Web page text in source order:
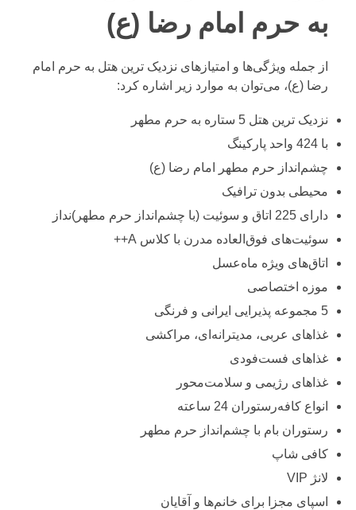
به حرم امام رضا (ع)
از جمله ویژگی‌ها و امتیازهای نزدیک ترین هتل به حرم امام
رضا (ع)، می‌توان به موارد زیر اشاره کرد:
نزدیک ترین هتل 5 ستاره به حرم مطهر
با 424 واحد پارکینگ
چشم‌انداز حرم مطهر امام رضا (ع)
محیطی بدون ترافیک
دارای 225 اتاق و سوئیت (با چشم‌انداز حرم مطهر)نداز
سوئیت‌های فوق‌العاده مدرن با کلاس A++
اتاق‌های ویژه ماه‌عسل
موزه اختصاصی
5 مجموعه پذیرایی ایرانی و فرنگی
غذاهای عربی، مدیترانه‌ای، مراکشی
غذاهای فست‌‌فودی
غذاهای رژیمی و سلامت‌محور
انواع کافه‌رستوران 24 ساعته
رستوران بام با چشم‌انداز حرم مطهر
کافی ‌شاپ
لانژ VIP
اسپای مجزا برای خانم‌ها و آقایان